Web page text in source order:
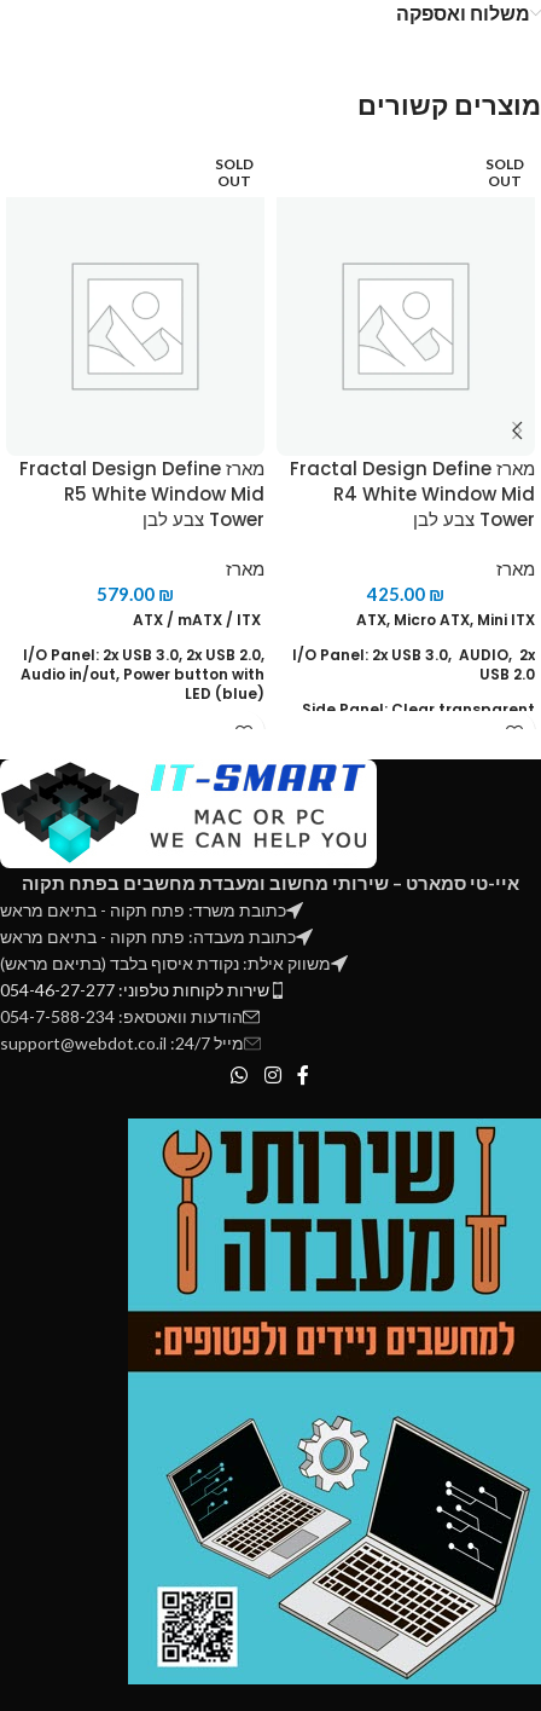
משלוח ואספקה
מוצרים קשורים
SOLD
OUT
מארז Fractal Design Define
R4 White Window Mid
Tower צבע לבן
מארז
425.00 ₪
ATX, Micro ATX, Mini ITX
I/O Panel: 2x USB 3.0, AUDIO, 2x
USB 2.0
Side Panel: Clear transparent
window
Rear Fan: 1x 120mm / 1x 140mm
(included is a hydraulic bearing
Front Fans: 1x 120mm / 1x 140mm
( included hydraulic bearing
140mm Silent Series R2 fan)
Liquid Cooling Support: Top: 240
/ 280MM, Rear: 120mm
Case size: 232 x 464 x 523 mm
SOLD
OUT
מארז Fractal Design Define
R5 White Window Mid
Tower צבע לבן
מארז
579.00 ₪
I/O Panel: 2x USB 3.0, 2x USB 2.0,
Audio in/out, Power button with
LED (blue)
Side Panel: Clear transparent
(Rear Fan: 1x 120mm / 1x 140mm
(1x Dynamic GP-14 included
Front Fans: 2x 120mm / 2x 140mm
(1x Dynamic GP-14 included)
Top Fans: 3x 120mm / 3x 140mm
Bottom fans : 2x 120mm / 2x
140mm
Side fans: 1x 120mm/ 1x 140mm
CPU Height: Up to 180mm
GPU Length: Up to 310mm
PSU: ATX
Liquid Cooling Support: Front:
120/140/240/280/360mm, Rear:
120 / 140mm, Top:
120/140/240/280/360/420mm,
Bottom: 120 /240mm
Case size: 232 x 462 x 531 mm
איי-טי סמארט – שירותי מחשוב ומעבדת מחשבים בפתח תקוה
כתובת משרד: פתח תקוה - בתיאם מראש
כתובת מעבדה: פתח תקוה - בתיאם מראש
משווק אילת: נקודת איסוף בלבד (בתיאם מראש)
שירות לקוחות טלפוני: 054-46-27-277
הודעות וואטסאפ: 054-7-588-234
מייל 24/7: support@webdot.co.il